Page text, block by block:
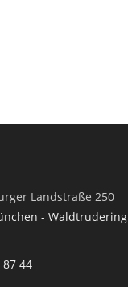
Landstraße 250
- Waldtrudering
87 44